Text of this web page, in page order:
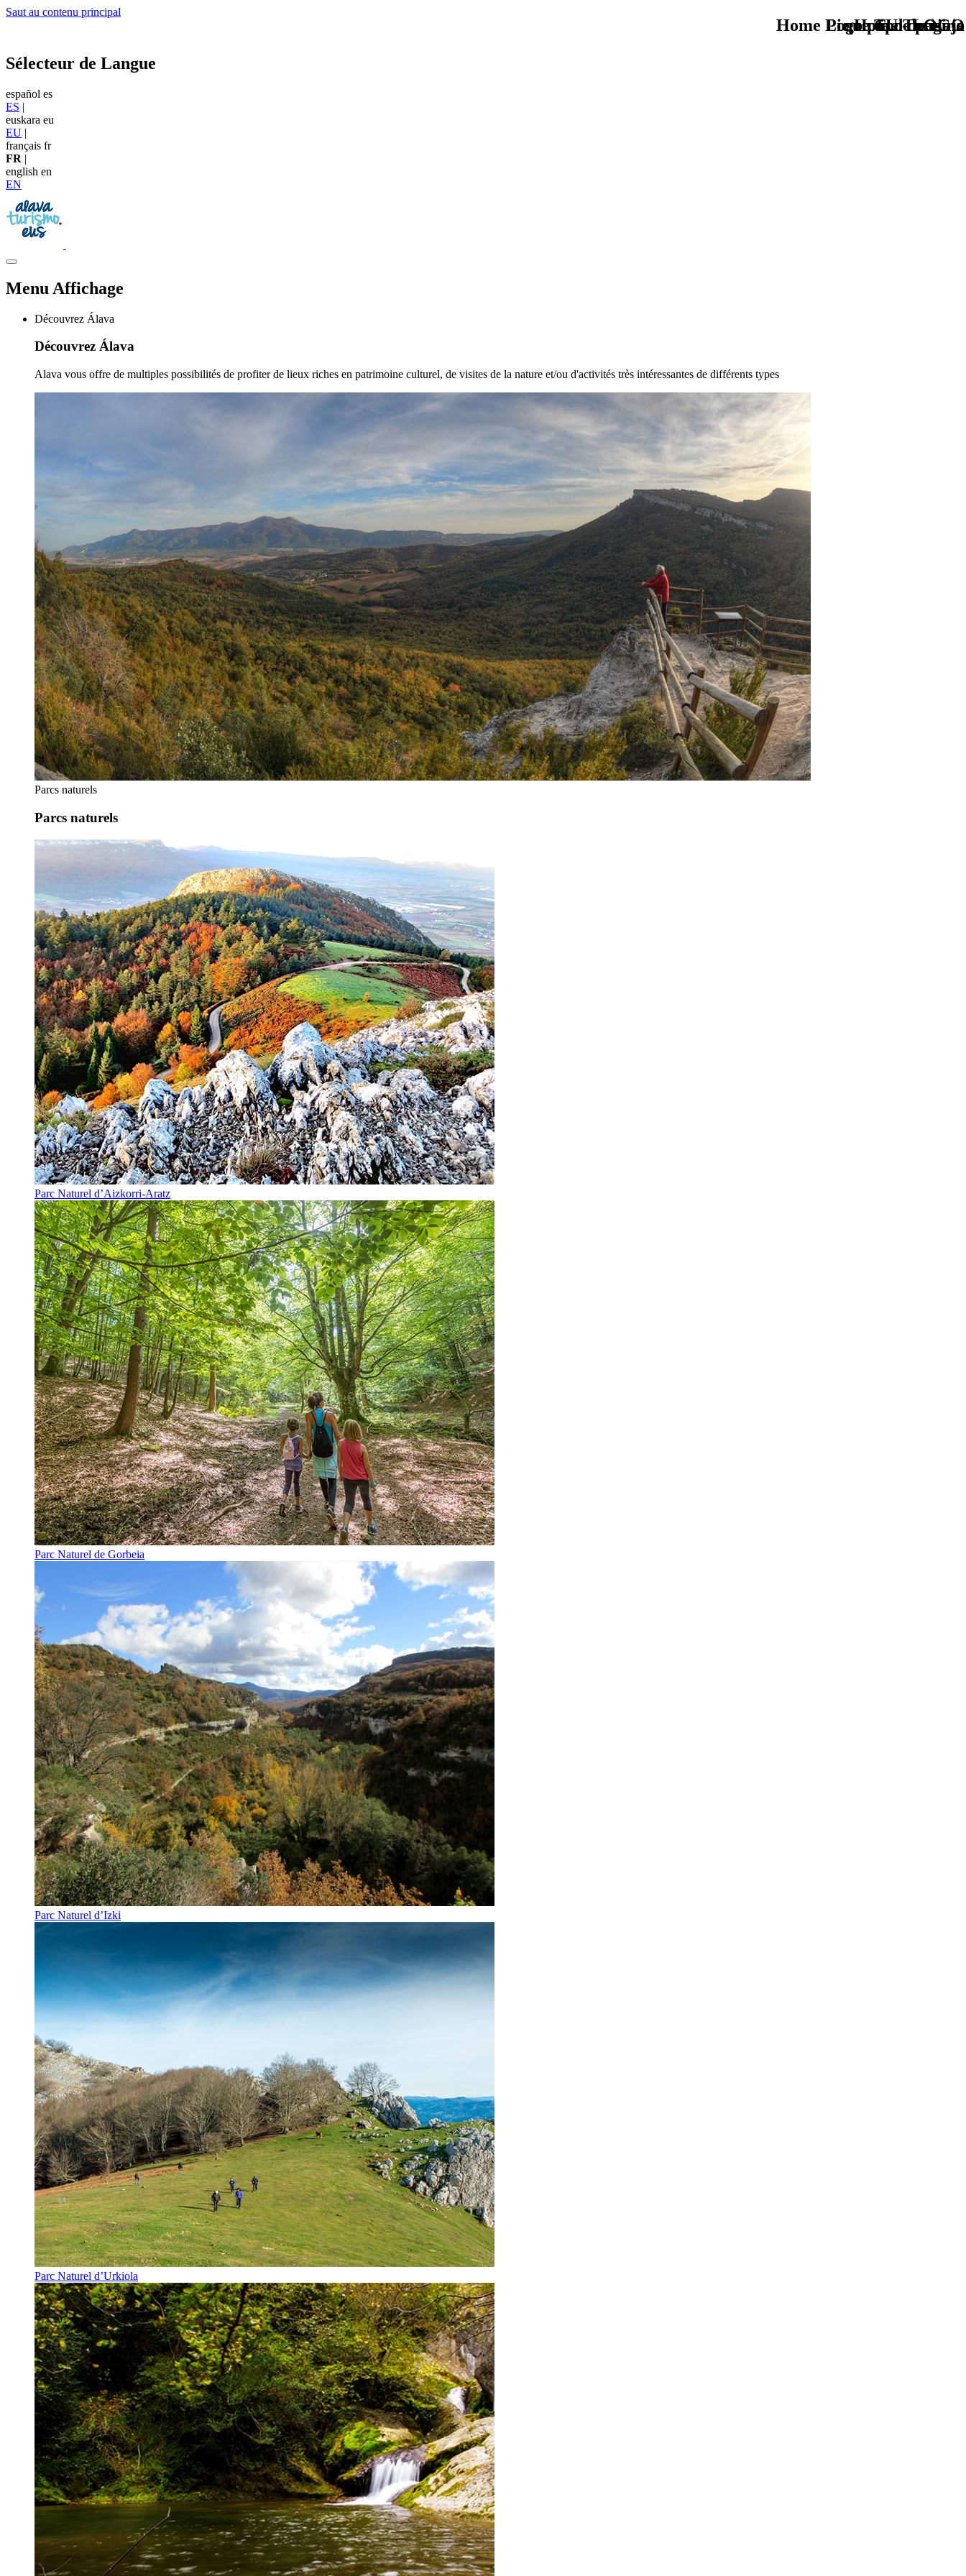
Saut au contenu principal
TU - LOGO
Sélecteur de Langue
español es
ES |
euskara eu
EU |
français fr
FR |
english en
EN
Menu Affichage
Découvrez Álava
Découvrez Álava
Alava vous offre de multiples possibilités de profiter de lieux riches en patrimoine culturel, de visites de la nature et/ou d'activités très intéressantes de différents types
Parcs naturels
Parcs naturels
Parc Naturel d’Aizkorri-Aratz
Parc Naturel de Gorbeia
Parc Naturel d’Izki
Parc Naturel d’Urkiola
que tipo de viaje
Home Logo pie de página
Pie Home Turismo